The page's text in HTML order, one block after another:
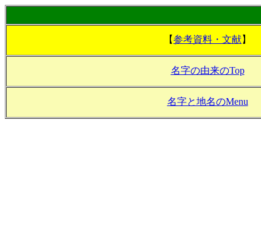
【参考資料・文献】
名字の由来のTop
名字と地名のMenu